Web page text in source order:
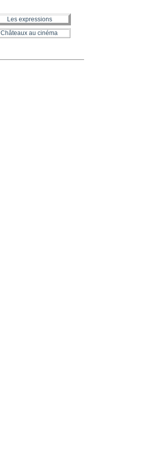
Les expressions
Châteaux au cinéma